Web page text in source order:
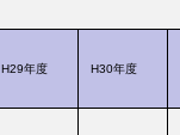
H29年度 H30年度